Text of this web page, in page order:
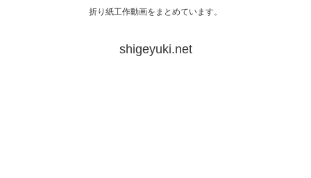
折り紙工作動画をまとめています。
shigeyuki.net